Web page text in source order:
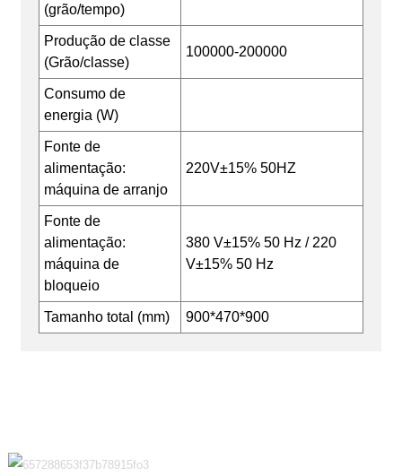
(grão/tempo)
Produção de classe
(Grão/classe)
100000-200000
Consumo de
energia (W)
Fonte de
alimentação:
máquina de arranjo
220V±15% 50HZ
Fonte de
alimentação:
máquina de
bloqueio
380 V±15% 50 Hz / 220
V±15% 50 Hz
Tamanho total (mm) 900*470*900